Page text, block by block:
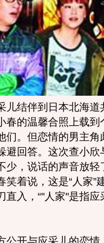
结伴到日本北海道
春的温馨合照上载到
们。但恋情的男主角
避回答。这次查小欣
少，说话的声音放轻
笑着说，这是“人家”
直入，“"人家"是指应